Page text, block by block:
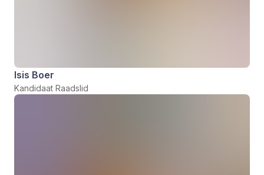
Isis Boer
Kandidaat Raadslid